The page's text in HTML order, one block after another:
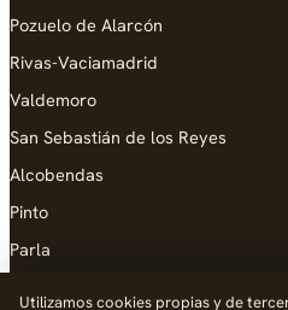
Pozuelo de Alarcón
Rivas-Vaciamadrid
Valdemoro
San Sebastián de los Reyes
Alcobendas
Pinto
Parla
Utilizamos cookies propias y de